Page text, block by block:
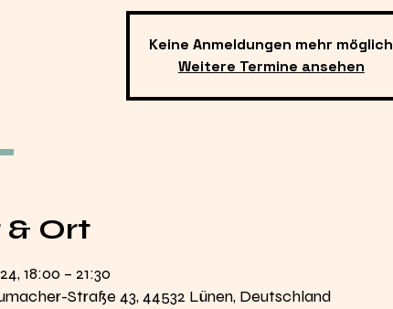
Keine Anmeldungen mehr möglich
Weitere Termine ansehen
& Ort
18:00 – 21:30
Straße 43, 44532 Lünen, Deutschland